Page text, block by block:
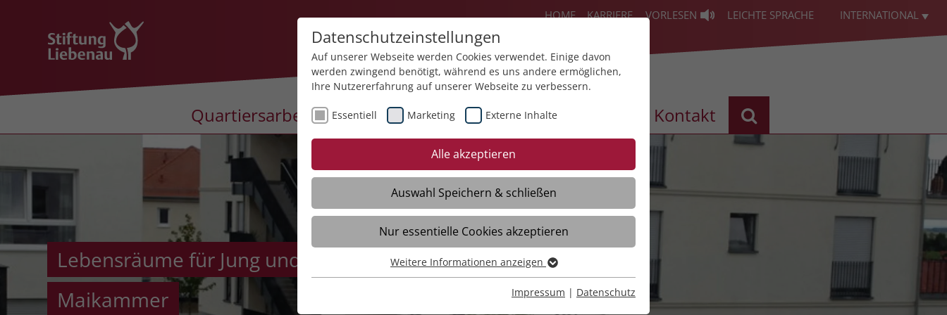
HOME KARRIERE VORLESEN LEICHTE SPRACHE INTERNATIONAL
Quartiersarbeit Angebote Über uns Aktuelles Kontakt
Lebensräume für Jung und Alt
Maikammer
Datenschutzeinstellungen
Auf unserer Webseite werden Cookies verwendet. Einige davon
werden zwingend benötigt, während es uns andere ermöglichen,
Ihre Nutzererfahrung auf unserer Webseite zu verbessern.
Essentiell Marketing Externe Inhalte
Alle akzeptieren
Auswahl Speichern & schließen
Nur essentielle Cookies akzeptieren
Essentielle Cookies werden für grundlegende Funktionen der
Weitere Informationen anzeigen
Impressum | Datenschutz